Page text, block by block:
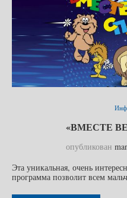
«ВМЕСТЕ
опубликован
Эта уникальная, очень
программа позволит всем